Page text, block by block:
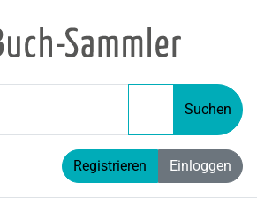
Suchen
Registrieren Einloggen